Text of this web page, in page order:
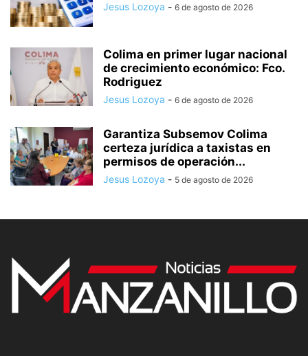
Jesus Lozoya - 6 de agosto de 2026
Colima en primer lugar nacional
de crecimiento económico: Fco.
Rodriguez
Jesus Lozoya - 6 de agosto de 2026
Garantiza Subsemov Colima
certeza jurídica a taxistas en
permisos de operación...
Jesus Lozoya - 5 de agosto de 2026